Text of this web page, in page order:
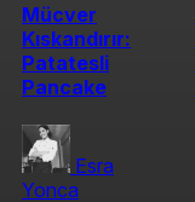
Mücver
Kıskandırır:
Patatesli
Pancake
Esra
Yonca